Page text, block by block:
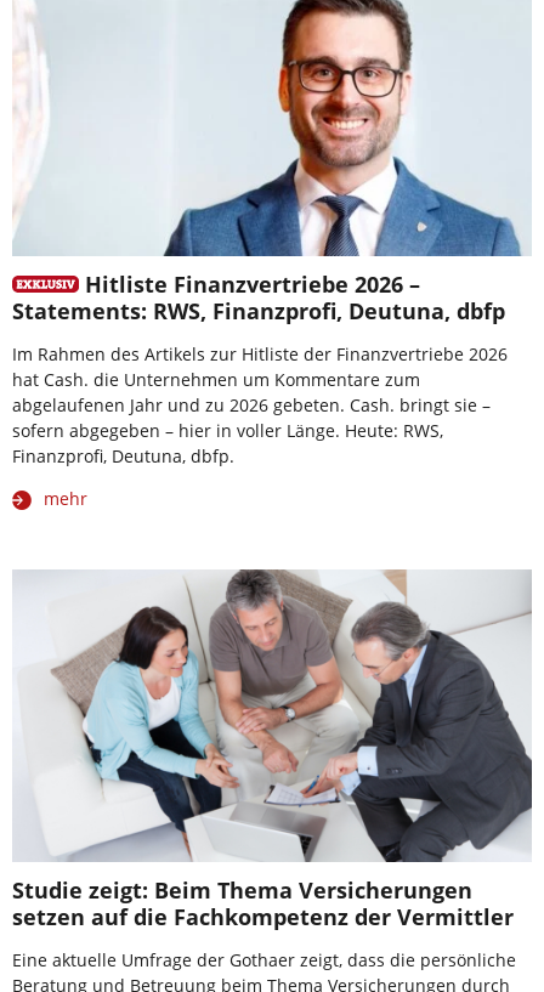
Hitliste Finanzvertriebe 2026 –
Statements: RWS, Finanzprofi, Deutuna, dbfp
Im Rahmen des Artikels zur Hitliste der Finanzvertriebe 2026
hat Cash. die Unternehmen um Kommentare zum
abgelaufenen Jahr und zu 2026 gebeten. Cash. bringt sie –
sofern abgegeben – hier in voller Länge. Heute: RWS,
Finanzprofi, Deutuna, dbfp.
mehr
Studie zeigt: Beim Thema Versicherungen
setzen auf die Fachkompetenz der Vermittler
Eine aktuelle Umfrage der Gothaer zeigt, dass die persönliche
Beratung und Betreuung beim Thema Versicherungen durch